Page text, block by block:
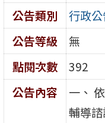
公告類別
行政
公告等級
無
點閱次數
392
公告內容
一、
輔導